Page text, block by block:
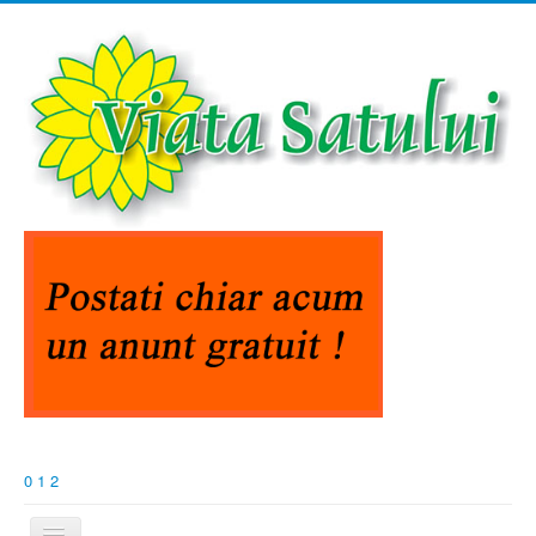
0 1 2